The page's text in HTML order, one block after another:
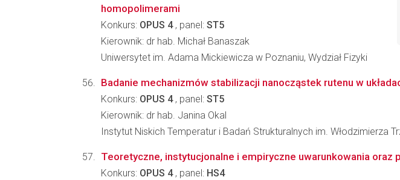
homopolimerami
Konkurs: OPUS 4, panel: ST5
Kierownik: dr hab. Michał Banaszak
Uniwersytet im. Adama Mickiewicza w Poznaniu, Wydział Fizyki
Badanie mechanizmów stabilizacji nanocząstek rutenu w
Konkurs: OPUS 4, panel: ST5
Kierownik: dr hab. Janina Okal
Instytut Niskich Temperatur i Badań Strukturalnych im. Włodzimierza
Teoretyczne, instytucjonalne i empiryczne uwarunkowania oraz
Konkurs: OPUS 4, panel: HS4